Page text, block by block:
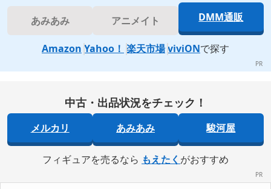
あみあみ アニメイト DMM通販
Amazon Yahoo！ 楽天市場 viviONで探す
中古・出品状況をチェック！
メルカリ あみあみ 駿河屋
フィギュアを売るなら もえたく がおすすめ